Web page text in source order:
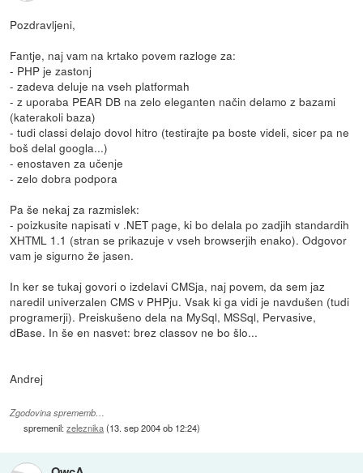
Pozdravljeni,
Fantje, naj vam na krtako povem razloge za:
- PHP je zastonj
- zadeva deluje na vseh platformah
- z uporaba PEAR DB na zelo eleganten način delamo z bazami
(katerakoli baza)
- tudi classi delajo dovol hitro (testirajte pa boste videli, sicer pa ne
boš delal googla...)
- enostaven za učenje
- zelo dobra podpora
Pa še nekaj za razmislek:
- poizkusite napisati v .NET page, ki bo delala po zadjih standardih
XHTML 1.1 (stran se prikazuje v vseh browserjih enako). Odgovor
vam je sigurno že jasen.
In ker se tukaj govori o izdelavi CMSja, naj povem, da sem jaz
naredil univerzalen CMS v PHPju. Vsak ki ga vidi je navdušen (tudi
programerji). Preiskušeno dela na MySql, MSSql, Pervasive,
dBase. In še en nasvet: brez classov ne bo šlo...
Andrej
Zgodovina sprememb…
spremenil:zeleznika(13. sep 2004 ob 12:24)